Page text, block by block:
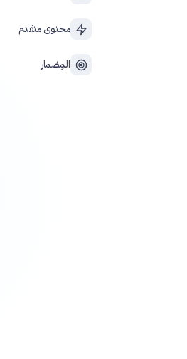
محتوى متقدم
المِضمار